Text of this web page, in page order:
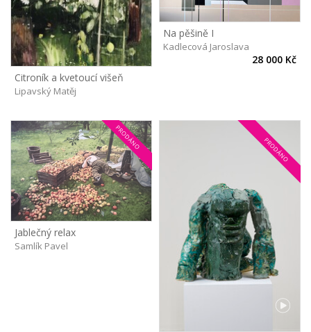
Citroník a kvetoucí višeň
Lipavský Matěj
Na pěšině I
Kadlecová Jaroslava
28 000 Kč
PRODÁNO
Jablečný relax
Samlík Pavel
PRODÁNO